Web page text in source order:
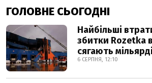
ГОЛОВНЕ СЬОГОДНІ
Найбільші
збитки Rozetka
сягають
6 СЕРПНЯ, 12:10